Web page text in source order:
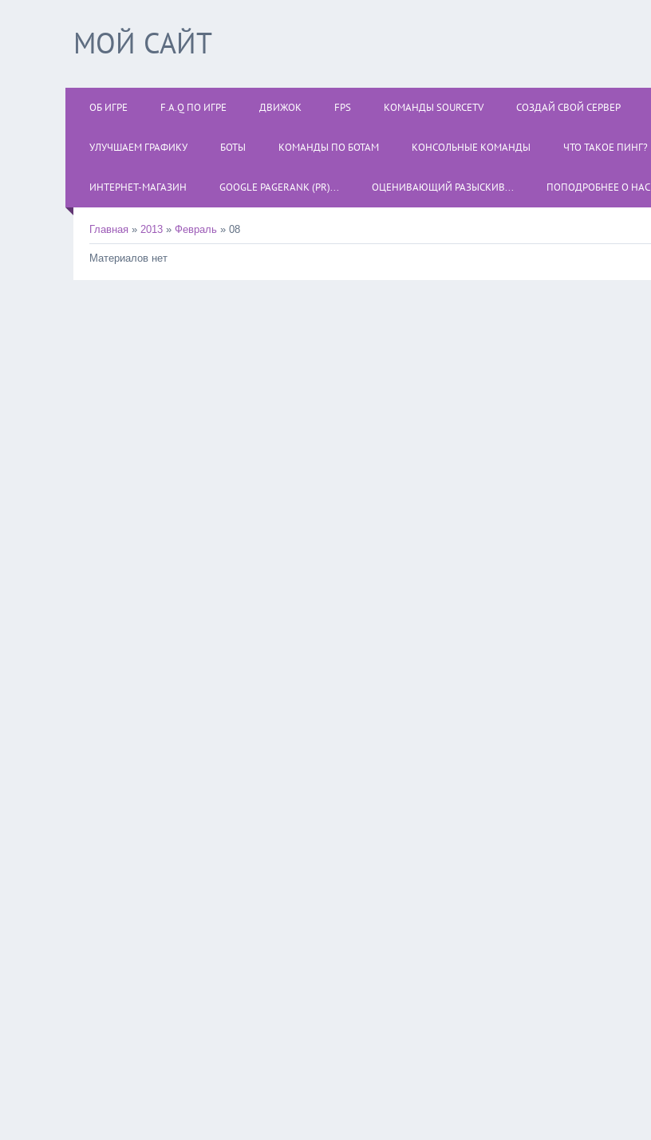
МОЙ САЙТ
ОБ ИГРЕ F.A.Q ПО ИГРЕ ДВИЖОК FPS КОМАНДЫ SOURCETV СОЗДАЙ СВОЙ СЕРВЕР
УЛУЧШАЕМ ГРАФИКУ БОТЫ КОМАНДЫ ПО БОТАМ КОНСОЛЬНЫЕ КОМАНДЫ ЧТО ТАКОЕ ПИНГ?
ИНТЕРНЕТ-МАГАЗИН GOOGLE PAGERANK (PR)... ОЦЕНИВАЮЩИЙ РАЗЫСКИВ... ПОПОДРОБНЕЕ О НАС
Главная » 2013 » Февраль » 08
Материалов нет